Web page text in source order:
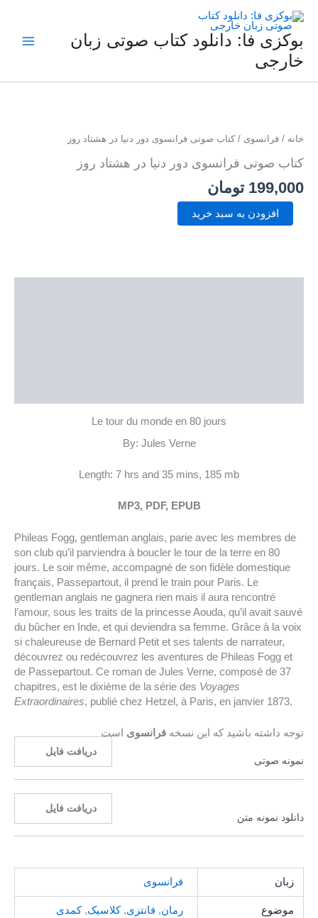
بوکزی فا: دانلود کتاب صوتی زبان
خارجی
خانه / فرانسوی / کتاب صوتی فرانسوی دور دنیا در هشتاد روز
کتاب صوتی فرانسوی دور دنیا در هشتاد روز
199,000 تومان
دنیا
در
روز
عدد
افزودن به سبد خرید
Le tour du monde en 80 jours
By: Jules Verne
Length: 7 hrs and 35 mins, 185 mb
MP3, PDF, EPUB
Phileas Fogg, gentleman anglais, parie avec les membres de
son club qu’il parviendra à boucler le tour de la terre en 80
jours. Le soir même, accompagné de son fidèle domestique
français, Passepartout, il prend le train pour Paris. Le
gentleman anglais ne gagnera rien mais il aura rencontré
l’amour, sous les traits de la princesse Aouda, qu’il avait sauvé
du bûcher en Inde, et qui deviendra sa femme. Grâce à la voix
si chaleureuse de Bernard Petit et ses talents de narrateur,
découvrez ou redécouvrez les aventures de Phileas Fogg et
de Passepartout. Ce roman de Jules Verne, composé de 37
chapitres, est le dixième de la série des Voyages
Extraordinaires, publié chez Hetzel, à Paris, en janvier 1873.
توجه داشته باشید که این نسخه فرانسوی است
نمونه صوتی
دریافت فایل
دانلود نمونه متن
دریافت فایل
زبان فرانسوی
موضوع رمان, فانتزی,کلاسیک,کمدی